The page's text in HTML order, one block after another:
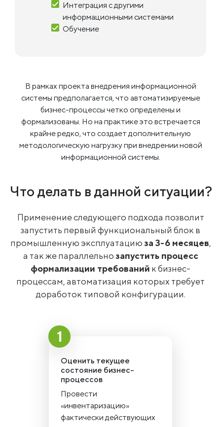
Интеграция с другими
информационными системами
Обучение
В рамках проекта внедрения информационной
системы предполагается, что автоматизируемые
бизнес-процессы четко определены и
формализованы. Но на практике это встречается
крайне редко, что создает дополнительную
методологическую нагрузку при внедрении новой
информационной системы.
Что делать в данной ситуации?
Применение следующего подхода позволит
запустить первый функциональный блок в
промышленную эксплуатациюза 3-6 месяцев,
а так же параллельнозапустить процесс
формализации требований к бизнес-
процессам, автоматизация которых требует
доработок типовой конфигурации.
Оценить текущее
состояние бизнес-
процессов
Провести
«инвентаризацию»
фактически действующих